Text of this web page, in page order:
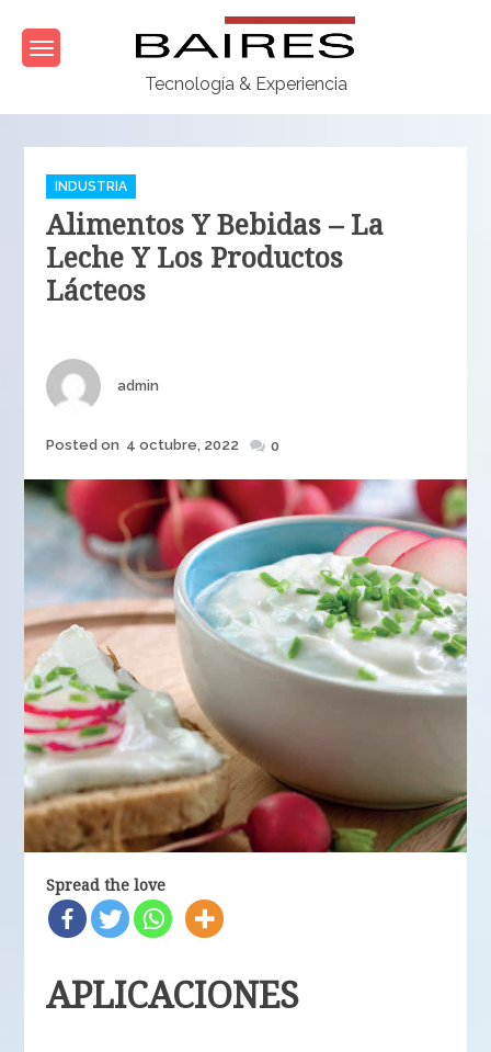
content
Tecnología & Experiencia
Categories
INDUSTRIA
Alimentos Y Bebidas – La
Leche Y Los Productos
Lácteos
Author
admin
Posted
Posted on 4 octubre, 2022 0
Spread the love
APLICACIONES